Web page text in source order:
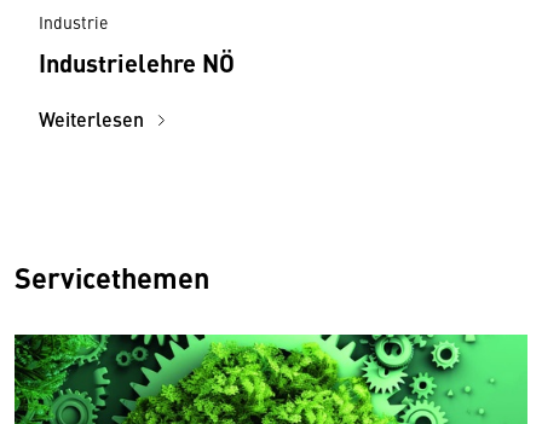
Industrie
Industrielehre NÖ
Weiterlesen
Servicethemen